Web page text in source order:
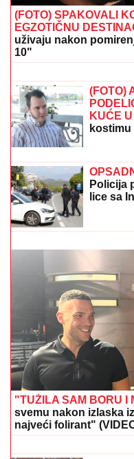
(FOTO) SPAKOVALI
EGZOTIČNU
uživaju nakon
10"
SVEGA
haosu
životu
KUĆE
kostimu
Vrela plavuša u
Veličković golišava
će da pukne od muke
Policija
lice sa